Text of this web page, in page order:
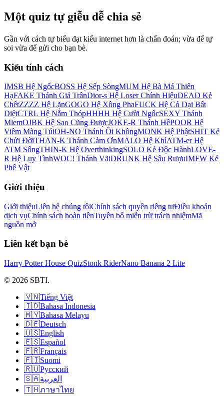
Một quiz tự giễu dễ chia sẻ
Gần với cách tự biểu đạt kiểu internet hơn là chẩn đoán; vừa để tự
soi vừa để gửi cho bạn bè.
Kiểu tính cách
IMSB Hệ NgốcBOSS Hệ Sếp SòngMUM Hệ Bà Má Thiên
HạFAKE Thánh Giả TrânDior-s Hệ Loser Chính HiệuDEAD Kẻ
ChếtZZZZ Hệ LặnGOGO Hệ Xông PhaFUCK Hệ Cỏ Dại Bất
DiệtCTRL Hệ Nắm ThópHHHH Hệ Cười NgốcSEXY Thánh
MlemOJBK Hệ Sao Cũng ĐượcJOKE-R Thánh HềPOOR Hệ
Viêm Màng TúiOH-NO Thánh Ôi KhôngMONK Hệ PhậtSHIT Kẻ
Chửi ĐờiTHAN-K Thánh Cảm ƠnMALO Hệ KhỉATM-er Hệ
ATM SốngTHIN-K Hệ OverthinkingSOLO Kẻ Độc HànhLOVE-
R Hệ Lụy TìnhWOC! Thánh VãiDRUNK Hệ Sâu RượuIMFW Kẻ
Phế Vật
Giới thiệu
Giới thiệuLiên hệ chúng tôiChính sách quyền riêng tưĐiều khoản
dịch vụChính sách hoàn tiềnTuyên bố miễn trừ trách nhiệmMã
nguồn mở
Liên kết bạn bè
Harry Potter House QuizStonk RiderNano Banana 2 Lite
© 2026 SBTI.
🇻🇳Tiếng Việt
🇮🇩Bahasa Indonesia
🇲🇾Bahasa Melayu
🇩🇪Deutsch
🇺🇸English
🇪🇸Español
🇫🇷Français
🇫🇮Suomi
🇷🇺Русский
🇸🇦العربية
🇹🇭ภาษาไทย